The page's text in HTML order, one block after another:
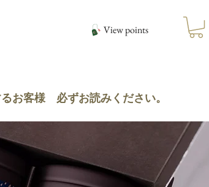
View points
お客様 必ずお読みください。